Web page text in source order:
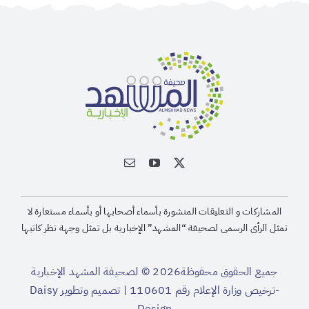
المشاركات و التعليقات المنشورة بأسماء أصحابها أو بأسماء مستعارة لا
تمثل الرأى الرسمى لصحيفة “المشهد” الإخبارية بل تمثل وجهة نظر كاتبها